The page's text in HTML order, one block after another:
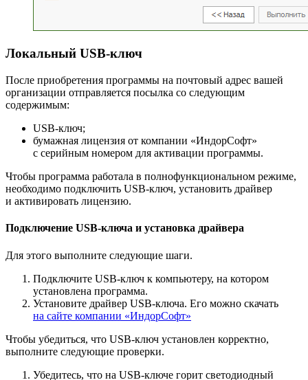
Локальный USB-ключ
После приобретения программы на почтовый адрес вашей
организации отправляется посылка со следующим
содержимым:
USB-ключ;
бумажная лицензия от компании «ИндорСофт»
с серийным номером для активации программы.
Чтобы программа работала в полнофункциональном режиме,
необходимо подключить USB-ключ, установить драйвер
и активировать лицензию.
Подключение USB-ключа и установка драйвера
Для этого выполните следующие шаги.
Подключите USB-ключ к компьютеру, на котором
установлена программа.
Установите драйвер USB-ключа. Его можно скачать
на сайте компании «ИндорСофт»
Чтобы убедиться, что USB-ключ установлен корректно,
выполните следующие проверки.
Убедитесь, что на USB-ключе горит светодиодный